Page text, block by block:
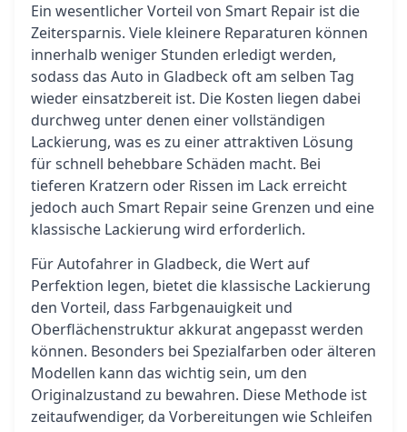
Ein wesentlicher Vorteil von Smart Repair ist die
Zeitersparnis. Viele kleinere Reparaturen können
innerhalb weniger Stunden erledigt werden,
sodass das Auto in Gladbeck oft am selben Tag
wieder einsatzbereit ist. Die Kosten liegen dabei
durchweg unter denen einer vollständigen
Lackierung, was es zu einer attraktiven Lösung
für schnell behebbare Schäden macht. Bei
tieferen Kratzern oder Rissen im Lack erreicht
jedoch auch Smart Repair seine Grenzen und eine
klassische Lackierung wird erforderlich.
Für Autofahrer in Gladbeck, die Wert auf
Perfektion legen, bietet die klassische Lackierung
den Vorteil, dass Farbgenauigkeit und
Oberflächenstruktur akkurat angepasst werden
können. Besonders bei Spezialfarben oder älteren
Modellen kann das wichtig sein, um den
Originalzustand zu bewahren. Diese Methode ist
zeitaufwendiger, da Vorbereitungen wie Schleifen